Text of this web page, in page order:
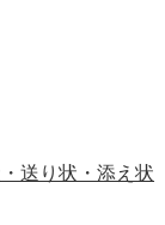
送り状・添え状